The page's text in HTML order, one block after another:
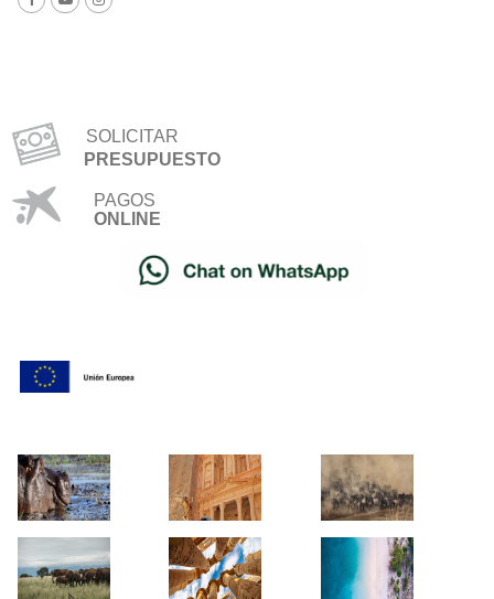
SOLICITAR
PRESUPUESTO
PAGOS
ONLINE